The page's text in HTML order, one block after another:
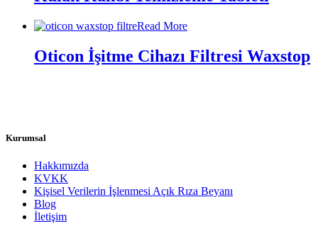
Read More
Oticon İşitme Cihazı Filtresi Waxstop
Kurumsal
Hakkımızda
KVKK
Kişisel Verilerin İşlenmesi Açık Rıza Beyanı
Blog
İletişim